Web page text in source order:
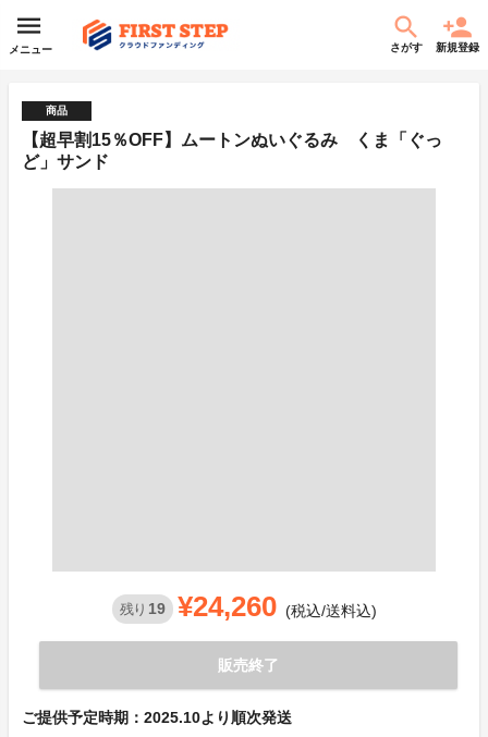
メニュー さがす 新規登録
商品
【超早割15％OFF】ムートンぬいぐるみ くま「ぐっ
ど」サンド
残り 19 ¥24,260 (税込/送料込)
販売終了
ご提供予定時期：2025.10より順次発送